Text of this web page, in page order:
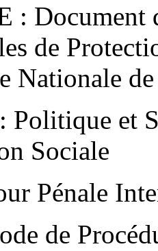
: Document
de
Nationale
Politique et
Sociale
Pénale
de